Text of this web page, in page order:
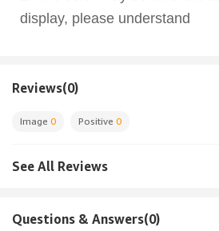
display, please understand
Reviews(0)
Image 0 Positive 0
See All Reviews
Questions & Answers(0)